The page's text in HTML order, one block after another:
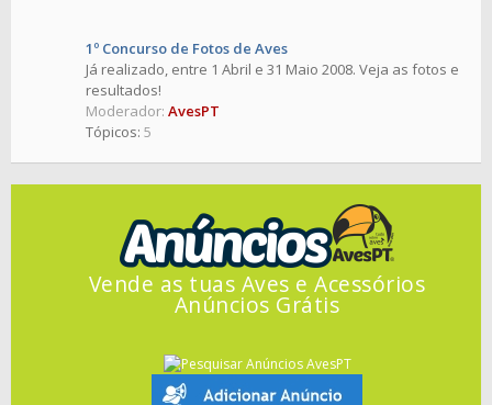
1º Concurso de Fotos de Aves
Já realizado, entre 1 Abril e 31 Maio 2008. Veja as fotos e
resultados!
Moderador: AvesPT
Tópicos: 5
Vende as tuas Aves e Acessórios
Anúncios Grátis